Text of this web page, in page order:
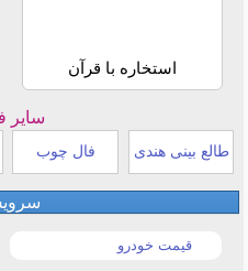
استخاره با قرآن
سایر
طالع بینی هندی فال چوب
قیمت خودرو